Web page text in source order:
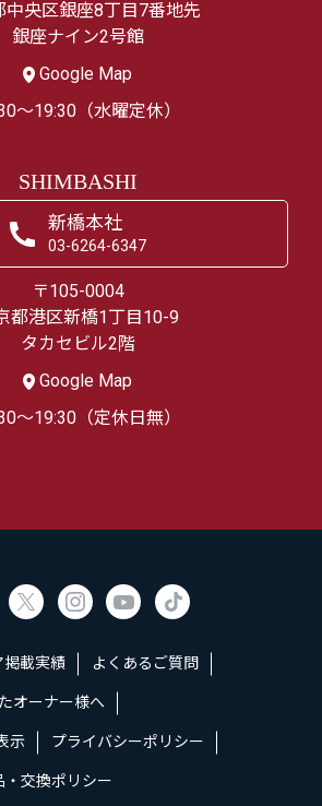
中央区銀座8丁目7番地先
銀座ナイン2号館
Google Map
～19:30（水曜定休）
SHIMBASHI
新橋本社
03-6264-6347
〒105-0004
都港区新橋1丁目10-9
タカセビル2階
Google Map
～19:30（定休日無）
掲載実績 よくあるご質問
オーナー様へ
示 プライバシーポリシー
・交換ポリシー